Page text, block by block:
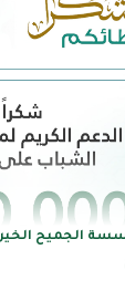
الجميح